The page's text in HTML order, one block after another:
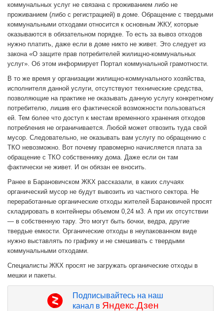
коммунальных услуг не связана с проживанием либо не
проживанием (либо с регистрацией) в доме. Обращение с твердыми
коммунальными отходами относится к основным ЖКУ, которые
оказываются в обязательном порядке. То есть за вывоз отходов
нужно платить, даже если в доме никто не живет. Это следует из
закона «О защите прав потребителей жилищно-коммунальных
услуг». Об этом информирует Портал коммунальной грамотности.
В то же время у организации жилищно-коммунального хозяйства,
исполнителя данной услуги, отсутствуют технические средства,
позволяющие на практике не оказывать данную услугу конкретному
потребителю, лишив его фактической возможности пользоваться
ей. Тем более что доступ к местам временного хранения отходов
потребления не ограничивается. Любой может отвозить туда свой
мусор. Следовательно, не оказывать вам услугу по обращению с
ТКО невозможно. Вот почему правомерно начисляется плата за
обращение с ТКО собственнику дома. Даже если он там
фактически не живет. И он обязан ее вносить.
Ранее в Барановичском ЖКХ рассказали, в каких случаях
органический мусор не будут вывозить из частного сектора. Не
переработанные органические отходы жителей Барановичей просят
складировать в контейнеры объемом 0,24 м3. А при их отсутствии
— в собственную тару. Это могут быть бочки, ведра, другие
твердые емкости. Органические отходы в неупакованном виде
нужно выставлять по графику и не смешивать с твердыми
коммунальными отходами.
Специалисты ЖКХ просят не загружать органические отходы в
мешки и пакеты.
Подписывайтесь на наш
канал в Яндекс.Дзен